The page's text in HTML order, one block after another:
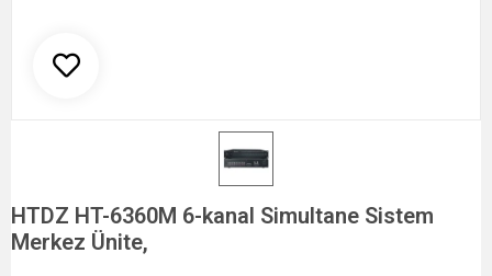
HTDZ HT-6360M 6-kanal Simultane Sistem
Merkez Ünite,